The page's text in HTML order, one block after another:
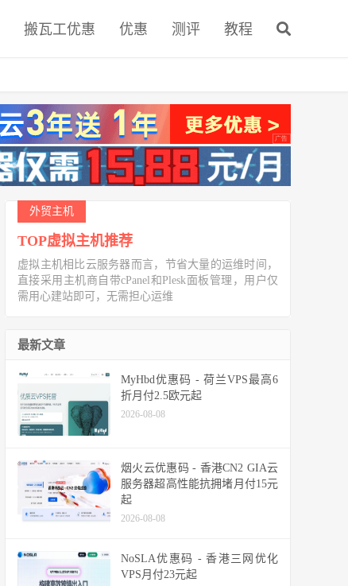
搬瓦工优惠 优惠 测评 教程
外贸主机
TOP虚拟主机推荐
虚拟主机相比云服务器而言，节省大量的运维时间，
直接采用主机商自带cPanel和Plesk面板管理，用户仅
需用心建站即可，无需担心运维
最新文章
MyHbd优惠码 - 荷兰VPS最高6
折月付2.5欧元起
2026-08-08
烟火云优惠码 - 香港CN2 GIA云
服务器超高性能抗拥堵月付15元
起
2026-08-08
NoSLA优惠码 - 香港三网优化
VPS月付23元起